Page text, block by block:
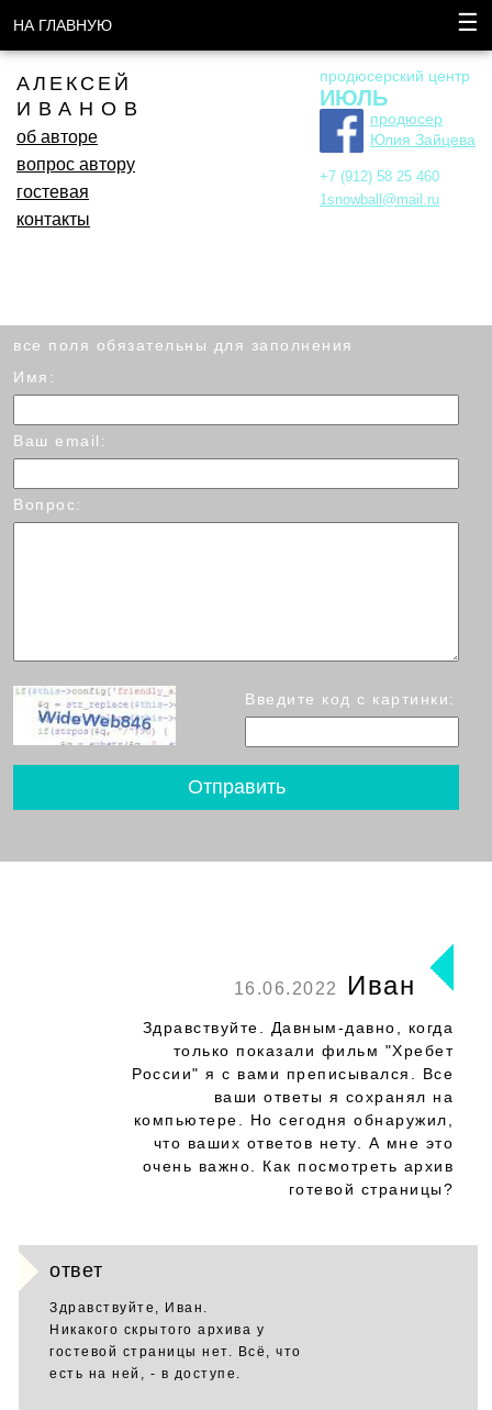
НА ГЛАВНУЮ ☰
АЛЕКСЕЙ
ИВАНОВ
об авторе
вопрос автору
гостевая
контакты
продюсерский центр
ИЮЛЬ
продюсер
Юлия Зайцева
+7 (912) 58 25 460
1snowball@mail.ru
все поля обязательны для заполнения
Имя:
Ваш email:
Вопрос:
Введите код с картинки:
16.06.2022 Иван
Здравствуйте. Давным-давно, когда
только показали фильм "Хребет
России" я с вами преписывался. Все
ваши ответы я сохранял на
компьютере. Но сегодня обнаружил,
что ваших ответов нету. А мне это
очень важно. Как посмотреть архив
готевой страницы?
ответ
Здравствуйте, Иван.
Никакого скрытого архива у
гостевой страницы нет. Всё, что
есть на ней, - в доступе.